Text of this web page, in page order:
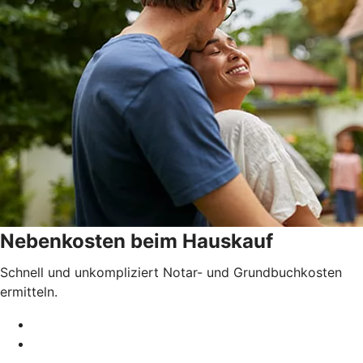
Nebenkosten beim Hauskauf
Schnell und unkompliziert Notar- und Grundbuchkosten
ermitteln.